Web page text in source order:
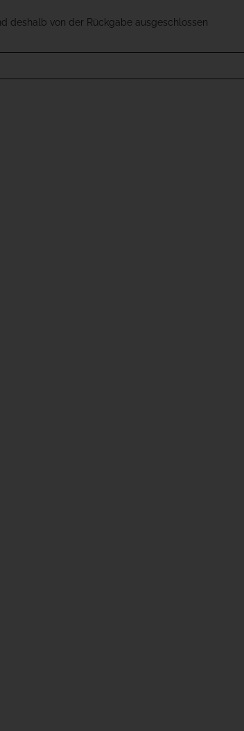
deshalb von der Rückgabe ausgeschlossen